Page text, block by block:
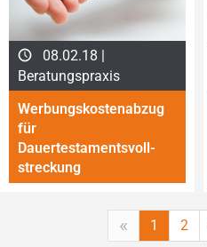
08.02.18 |
Beratungspraxis
Werbungskostenabzug
für
Dauertestamentsvoll­
stre­ckung
« 1 2